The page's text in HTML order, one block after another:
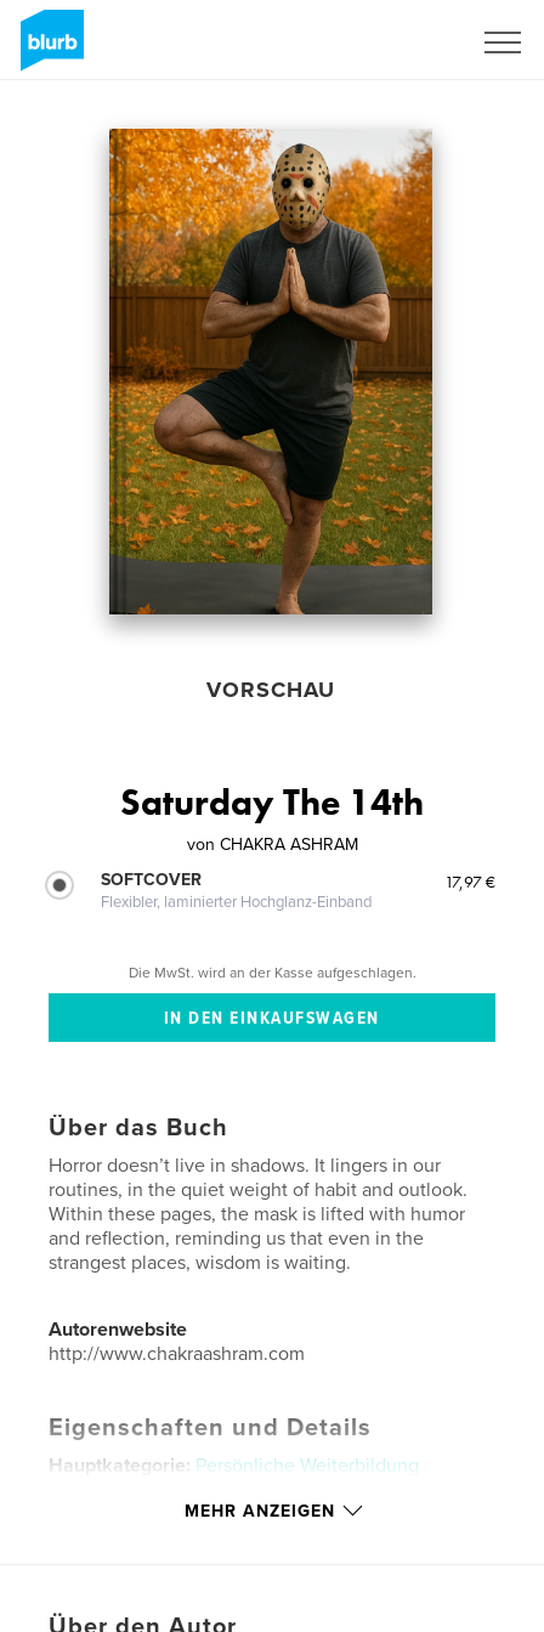
VORSCHAU
Saturday The 14th
von CHAKRA ASHRAM
SOFTCOVER
Flexibler, laminierter Hochglanz-Einband
17,97 €
Die MwSt. wird an der Kasse aufgeschlagen.
Über das Buch
Horror doesn’t live in shadows. It lingers in our
routines, in the quiet weight of habit and outlook.
Within these pages, the mask is lifted with humor
and reflection, reminding us that even in the
strangest places, wisdom is waiting.
Autorenwebsite
http://www.chakraashram.com
Eigenschaften und Details
Hauptkategorie: Persönliche Weiterbildung
Weitere Kategorien Vereinigte Staaten von Amerika
ISBN
MEHR ANZEIGEN